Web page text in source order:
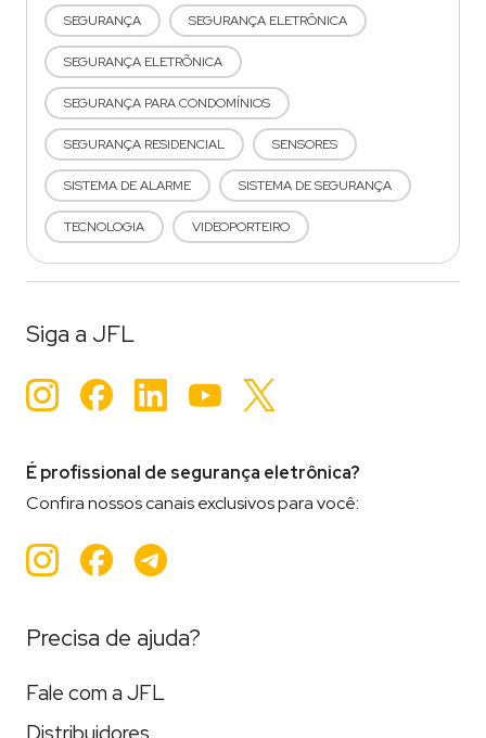
SEGURANÇA SEGURANÇA ELETRÔNICA
SEGURANÇA ELETRÕNICA
SEGURANÇA PARA CONDOMÍNIOS
SEGURANÇA RESIDENCIAL SENSORES
SISTEMA DE ALARME SISTEMA DE SEGURANÇA
TECNOLOGIA VIDEOPORTEIRO
Siga a JFL
Instagram
Facebook
LinkedInYouTube
É profissional de segurança eletrônica?
Confira nossos canais exclusivos para você:
Instagram
Facebook
Teleram
Precisa de ajuda?
Fale com a JFL